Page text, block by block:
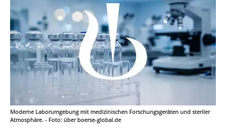
Moderne Laborumgebung mit medizinischen Forschungsgeräten und steriler
Atmosphäre. - Foto: über boerse-global.de